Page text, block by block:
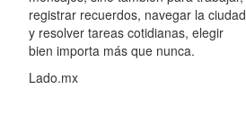
registrar recuerdos, navegar la ciudad
y resolver tareas cotidianas, elegir
bien importa más que nunca.
Lado.mx